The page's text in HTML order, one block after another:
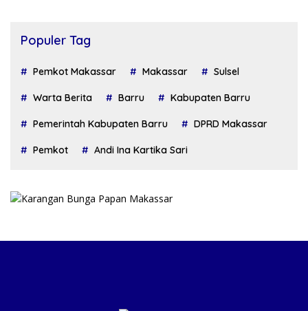
Populer Tag
Pemkot Makassar Makassar Sulsel
Warta Berita Barru Kabupaten Barru
Pemerintah Kabupaten Barru DPRD Makassar
Pemkot Andi Ina Kartika Sari